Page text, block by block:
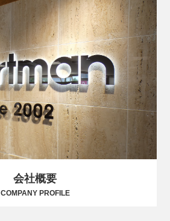
会社概要
COMPANY PROFILE